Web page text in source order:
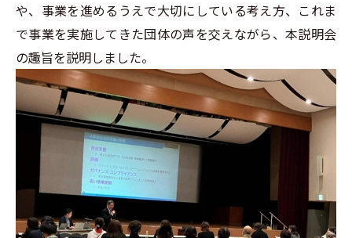
や、事業を進めるうえで大切にしている考え方、これま
で事業を実施してきた団体の声を交えながら、本説明会
の趣旨を説明しました。